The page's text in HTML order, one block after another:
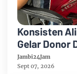
Konsisten
Gelar Donor
Anniversary
Jambi24Jam
Sept 07, 2026